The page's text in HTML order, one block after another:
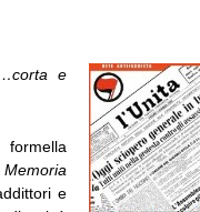
e
e